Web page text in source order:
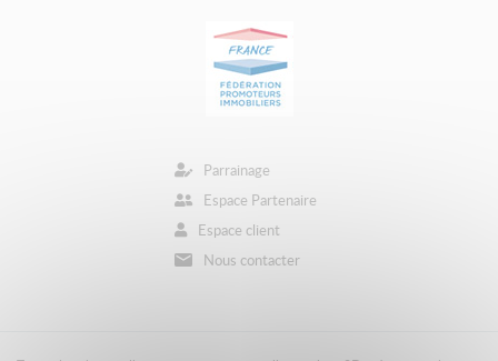
Parrainage
Espace Partenaire
Espace client
Nous contacter